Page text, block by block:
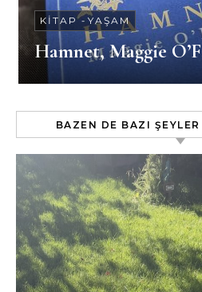
KITAP-YAŞAM
Hamnet, Maggie
BAZEN DE BAZI